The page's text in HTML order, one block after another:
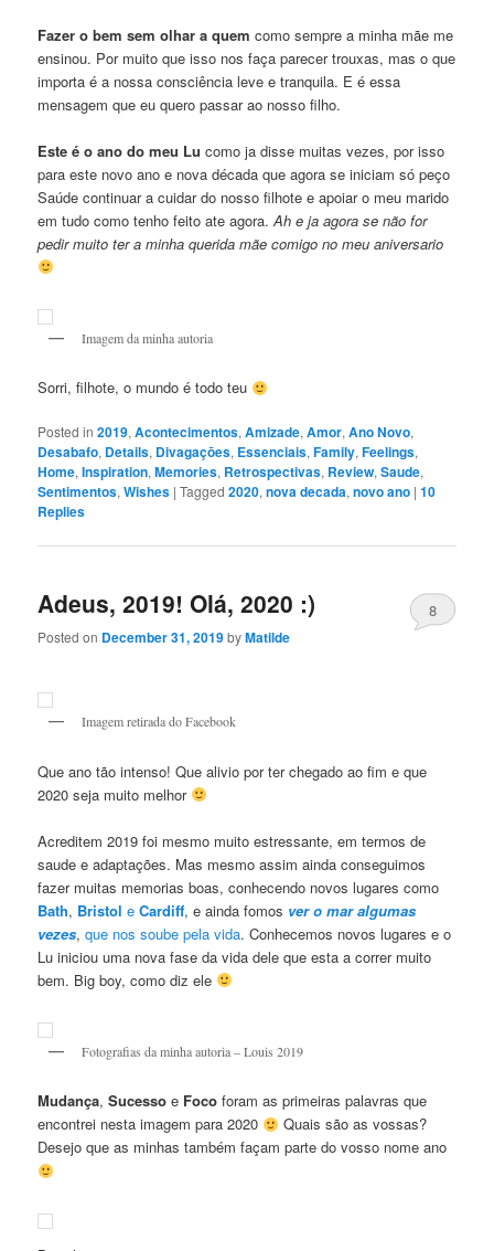
Fazer o bem sem olhar a quem como sempre a minha mãe me
ensinou. Por muito que isso nos faça parecer trouxas, mas o que
importa é a nossa consciência leve e tranquila. E é essa
mensagem que eu quero passar ao nosso filho.
Este é o ano do meu Lu como ja disse muitas vezes, por isso
para este novo ano e nova década que agora se iniciam só peço
Saúde continuar a cuidar do nosso filhote e apoiar o meu marido
em tudo como tenho feito ate agora. Ah e ja agora se não for
pedir muito ter a minha querida mãe comigo no meu aniversario
Imagem da minha autoria
Sorri, filhote, o mundo é todo teu
Posted in 2019,Acontecimentos,Amizade,Amor,Ano Novo,
Desabafo, Details, Divagaçōes, Essenciais,Family,Feelings,
Home,Inspiration,Memories, Retrospectivas, Review,Saude,
Sentimentos,Wishes |Tagged 2020,nova decada,novo ano |10
Replies
Adeus, 2019! Olá, 2020 :)
Posted on December 31, 2019byMatilde
8
Imagem retirada do Facebook
Que ano tão intenso! Que alivio por ter chegado ao fim e que
2020 seja muito melhor
Acreditem 2019 foi mesmo muito estressante, em termos de
saude e adaptações. Mas mesmo assim ainda conseguimos
fazer muitas memorias boas, conhecendo novos lugares como
Bath, Bristol eCardiff, e ainda fomos ver o mar algumas
vezes,que nos soube pela vida. Conhecemos novos lugares e o
Lu iniciou uma nova fase da vida dele que esta a correr muito
bem. Big boy, como diz ele
Fotografias da minha autoria – Louis 2019
Mudança,Sucesso e Focoforam as primeiras palavras que
encontrei nesta imagem para 2020
Quais são as vossas?
Desejo que as minhas também façam parte do vosso nome ano